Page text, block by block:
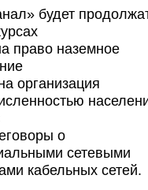
будет
право наземное
организация
о
сетевыми
кабельных сетей.